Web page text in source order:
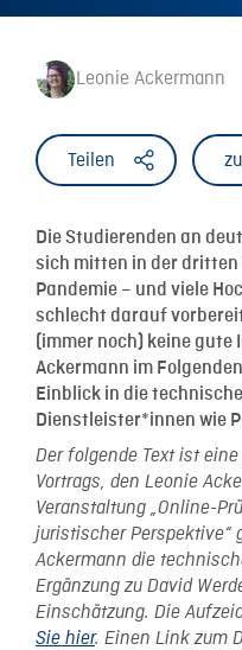
Leonie Ackermann
Teilen
Die Studierenden an
sich mitten in der
Pandemie – und viele
schlecht darauf
(immer noch) keine gute
Ackermann im
Einblick in die
Dienstleister*innen wie
Der folgende Text ist
Vortrags, den Leonie
Veranstaltung „Online-
juristischer Perspektive“
Ackermann die
Ergänzung zu David
Einschätzung. Die
Sie hier. Einen Link zum